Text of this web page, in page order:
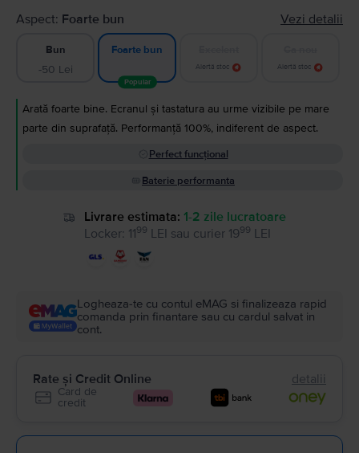
Aspect: Foarte bun Vezi detalii
Bun
-50 Lei
Foarte bun
Popular
Alertă stoc Alertă stoc
Arată foarte bine. Ecranul și tastatura au urme vizibile pe mare
parte din suprafață. Performanță 100%, indiferent de aspect.
Perfect funcțional
Baterie performanta
Livrare estimata: 1-2 zile lucratoare
Locker: 1199 LEI sau curier 1999 LEI
Logheaza-te cu contul eMAG si finalizeaza rapid
comanda prin finantare sau cu cardul salvat in
cont.
Rate și Credit Online detalii
Card de
credit